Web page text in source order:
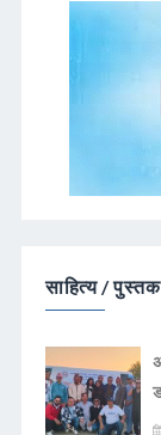
साहित्य / पुस्तक